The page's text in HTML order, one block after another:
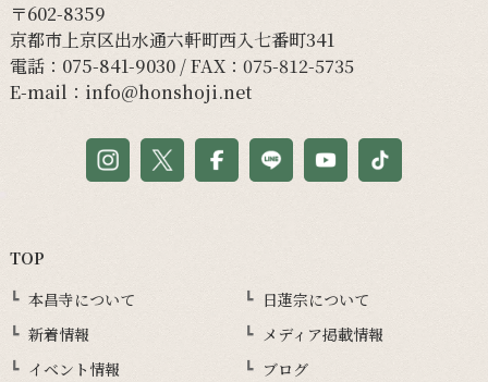
〒602-8359
京都市上京区出水通六軒町西入七番町341
電話： 075-841-9030/ FAX：075-812-5735
E-mail： info@honshoji.net
TOP
本昌寺について
日蓮宗について
新着情報
メディア掲載情報
イベント情報
ブログ